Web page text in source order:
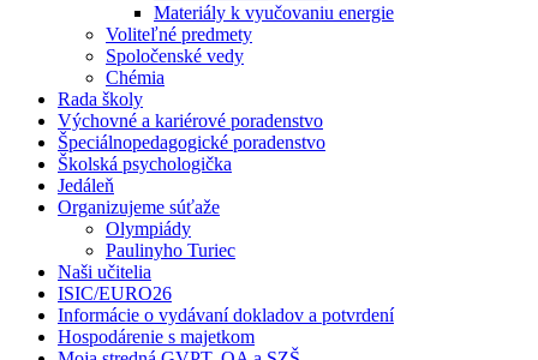
Materiály k vyučovaniu energie
Voliteľné predmety
Spoločenské vedy
Chémia
Rada školy
Výchovné a kariérové poradenstvo
Špeciálnopedagogické poradenstvo
Školská psychologička
Jedáleň
Organizujeme súťaže
Olympiády
Paulinyho Turiec
Naši učitelia
ISIC/EURO26
Informácie o vydávaní dokladov a potvrdení
Hospodárenie s majetkom